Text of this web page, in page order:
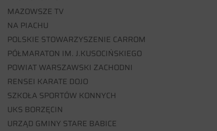
MAZOWSZE TV
NA PIACHU
POLSKIE STOWARZYSZENIE CARROM
PÓŁMARATON IM. J.KUSOCIŃSKIEGO
POWIAT WARSZAWSKI ZACHODNI
RENSEI KARATE DOJO
SZKOŁA SPORTÓW KONNYCH
UKS BORZĘCIN
URZĄD GMINY STARE BABICE